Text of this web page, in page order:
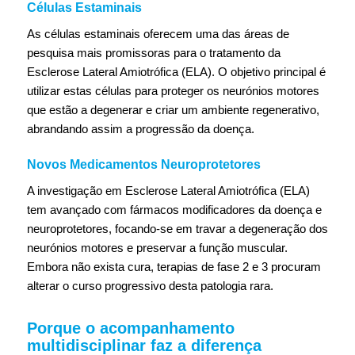
Células Estaminais
As células estaminais oferecem uma das áreas de
pesquisa mais promissoras para o tratamento da
Esclerose Lateral Amiotrófica (ELA). O objetivo principal é
utilizar estas células para proteger os neurónios motores
que estão a degenerar e criar um ambiente regenerativo,
abrandando assim a progressão da doença.
Novos Medicamentos Neuroprotetores
A investigação em Esclerose Lateral Amiotrófica (ELA)
tem avançado com fármacos modificadores da doença e
neuroprotetores, focando-se em travar a degeneração dos
neurónios motores e preservar a função muscular.
Embora não exista cura, terapias de fase 2 e 3 procuram
alterar o curso progressivo desta patologia rara.
Porque o acompanhamento
multidisciplinar faz a diferença